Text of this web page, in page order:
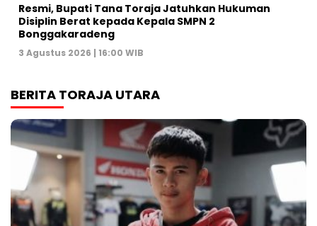
Resmi, Bupati Tana Toraja Jatuhkan Hukuman
Disiplin Berat kepada Kepala SMPN 2
Bonggakaradeng
3 Agustus 2026 | 16:00 WIB
BERITA TORAJA UTARA